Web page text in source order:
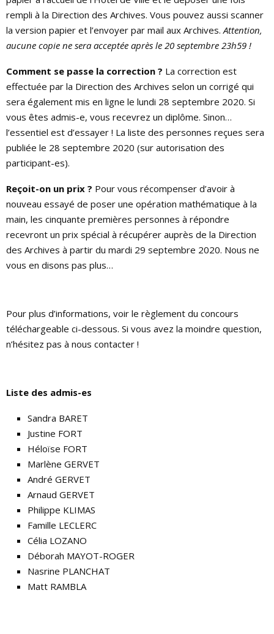
rempli à la Direction des Archives. Vous pouvez aussi scanner
la version papier et l’envoyer par mail aux Archives. Attention,
aucune copie ne sera acceptée après le 20 septembre 23h59 !
Comment se passe la correction ? La correction est
effectuée par la Direction des Archives selon un corrigé qui
sera également mis en ligne le lundi 28 septembre 2020. Si
vous êtes admis-e, vous recevrez un diplôme. Sinon…
l’essentiel est d’essayer ! La liste des personnes reçues sera
publiée le 28 septembre 2020 (sur autorisation des
participant-es).
Reçoit-on un prix ? Pour vous récompenser d’avoir à
nouveau essayé de poser une opération mathématique à la
main, les cinquante premières personnes à répondre
recevront un prix spécial à récupérer auprès de la Direction
des Archives à partir du mardi 29 septembre 2020. Nous ne
vous en disons pas plus…
Pour plus d’informations, voir le règlement du concours
téléchargeable ci-dessous. Si vous avez la moindre question,
n’hésitez pas à nous contacter !
Liste des admis-es
Sandra BARET
Justine FORT
Héloïse FORT
Marlène GERVET
André GERVET
Arnaud GERVET
Philippe KLIMAS
Famille LECLERC
Célia LOZANO
Déborah MAYOT-ROGER
Nasrine PLANCHAT
Matt RAMBLA